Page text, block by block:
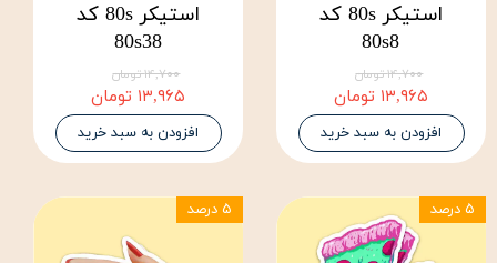
استیکر 80s کد
80s8
۱۴,۷۰۰ تومان
۱۳,۹۶۵ تومان
افزودن به سبد خرید
استیکر 80s کد
80s38
۱۴,۷۰۰ تومان
۱۳,۹۶۵ تومان
افزودن به سبد خرید
۵ درصد ۵ درصد